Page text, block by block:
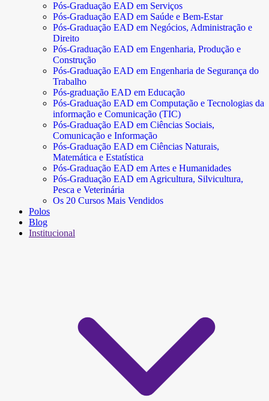
Pós-Graduação EAD em Serviços
Pós-Graduação EAD em Saúde e Bem-Estar
Pós-Graduação EAD em Negócios, Administração e
Direito
Pós-Graduação EAD em Engenharia, Produção e
Construção
Pós-Graduação EAD em Engenharia de Segurança do
Trabalho
Pós-graduação EAD em Educação
Pós-Graduação EAD em Computação e Tecnologias da
informação e Comunicação (TIC)
Pós-Graduação EAD em Ciências Sociais,
Comunicação e Informação
Pós-Graduação EAD em Ciências Naturais,
Matemática e Estatística
Pós-Graduação EAD em Artes e Humanidades
Pós-Graduação EAD em Agricultura, Silvicultura,
Pesca e Veterinária
Os 20 Cursos Mais Vendidos
Polos
Blog
Institucional